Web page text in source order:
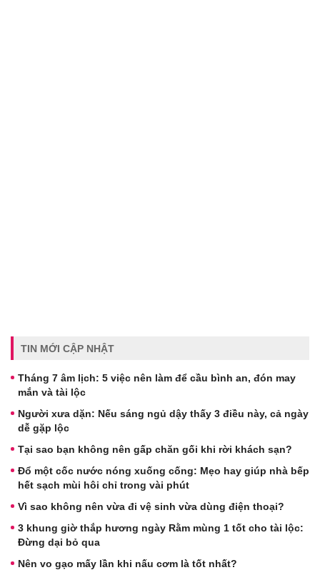
TIN MỚI CẬP NHẬT
Tháng 7 âm lịch: 5 việc nên làm để cầu bình an, đón may
mắn và tài lộc
Người xưa dặn: Nếu sáng ngủ dậy thấy 3 điều này, cả ngày
dễ gặp lộc
Tại sao bạn không nên gấp chăn gối khi rời khách sạn?
Đổ một cốc nước nóng xuống cống: Mẹo hay giúp nhà bếp
hết sạch mùi hôi chỉ trong vài phút
Vì sao không nên vừa đi vệ sinh vừa dùng điện thoại?
3 khung giờ thắp hương ngày Rằm mùng 1 tốt cho tài lộc:
Đừng dại bỏ qua
Nên vo gạo mấy lần khi nấu cơm là tốt nhất?